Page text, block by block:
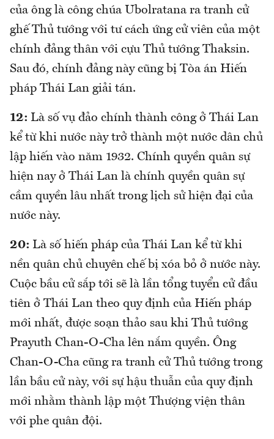
của ông là công chúa Ubolratana ra tranh cử
ghế Thủ tướng với tư cách ứng cử viên của một
chính đảng thân với cựu Thủ tướng Thaksin.
Sau đó, chính đảng này cũng bị Tòa án Hiến
pháp Thái Lan giải tán.
12: Là số vụ đảo chính thành công ở Thái Lan
kể từ khi nước này trở thành một nước dân chủ
lập hiến vào năm 1932. Chính quyền quân sự
hiện nay ở Thái Lan là chính quyền quân sự
cầm quyền lâu nhất trong lịch sử hiện đại của
nước này.
20: Là số hiến pháp của Thái Lan kể từ khi
nền quân chủ chuyên chế bị xóa bỏ ở nước này.
Cuộc bầu cử sắp tới sẽ là lần tổng tuyển cử đầu
tiên ở Thái Lan theo quy định của Hiến pháp
mới nhất, được soạn thảo sau khi Thủ tướng
Prayuth Chan-O-Cha lên nắm quyền. Ông
Chan-O-Cha cũng ra tranh cử Thủ tướng trong
lần bầu cử này, với sự hậu thuẫn của quy định
mới nhằm thành lập một Thượng viện thân
với phe quân đội.